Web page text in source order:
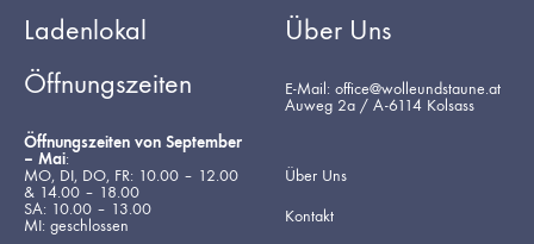
Ladenlokal
Öffnungszeiten
Öffnungszeiten von September
– Mai:
MO, DI, DO, FR: 10.00 – 12.00
& 14.00 – 18.00
SA: 10.00 – 13.00
MI: geschlossen
Über Uns
E-Mail: office@wolleundstaune.at
Auweg 2a / A-6114 Kolsass
Über Uns
Kontakt